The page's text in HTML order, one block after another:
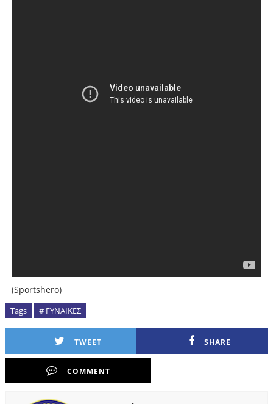
(Sportshero)
Tags # ΓΥΝΑΙΚΕΣ
TWEET SHARE
COMMENT